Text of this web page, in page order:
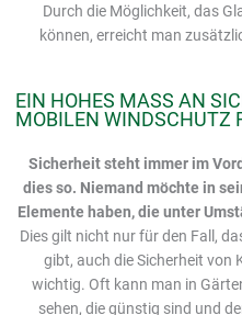
Durch die Möglichkeit, das
können, erreicht man
EIN HOHES MASS AN
OBILEN WINDSCHUTZ
Sicherheit steht immer im
dies so. Niemand möchte in
Elemente haben, die unter
Dies gilt nicht nur für den Fall,
gibt, auch die Sicherheit von
wichtig. Oft kann man in
sehen, die günstig sind und